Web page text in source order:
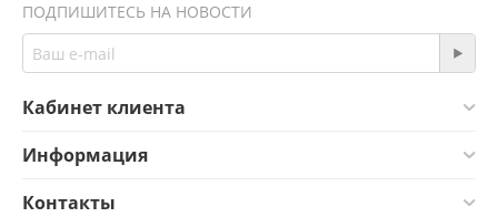
ПОДПИШИТЕСЬ НА НОВОСТИ
Кабинет клиента
Информация
Контакты